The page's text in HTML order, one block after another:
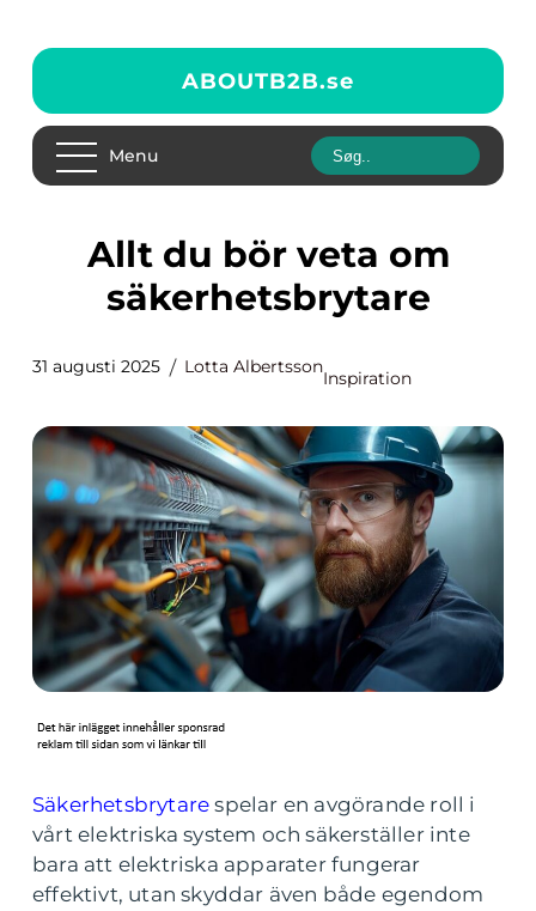
ABOUTB2B.se
Menu
Allt du bör veta om
säkerhetsbrytare
31 augusti 2025 Lotta Albertsson
Inspiration
Säkerhetsbrytare spelar en avgörande roll i
vårt elektriska system och säkerställer inte
bara att elektriska apparater fungerar
effektivt, utan skyddar även både egendom